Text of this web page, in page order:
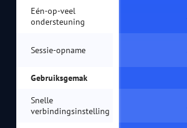
Eén-op-veel
ondersteuning
Sessie-opname
Gebruiksgemak
Snelle
verbindingsinstelling